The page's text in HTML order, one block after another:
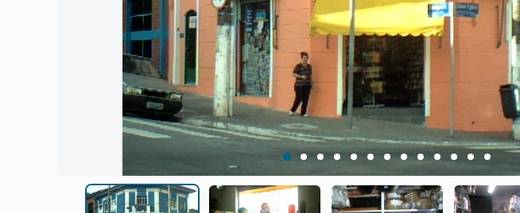
1 2 3 4 5 6 7 8 9 10 11 12 13